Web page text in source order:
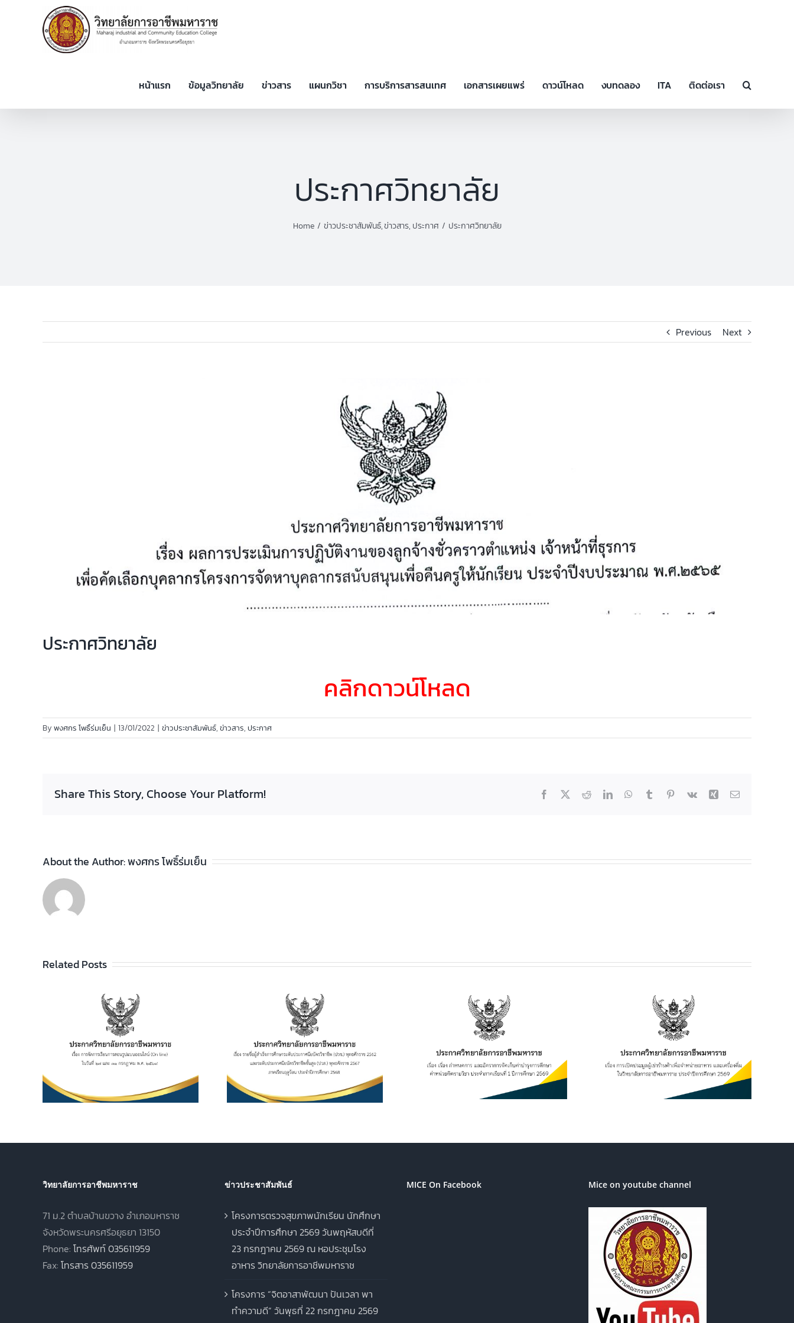
หน้าแรก ข้อมูลวิทยาลัย ข่าวสาร แผนกวิชา การบริการสารสนเทศ เอกสารเผยแพร่ ดาวน์โหลด งบทดลอง ITA ติดต่อเรา
ประกาศวิทยาลัย
Home ข่าวประชาสัมพันธ์ ข่าวสาร ประกาศ ประกาศวิทยาลัย
Previous Next
ประกาศวิทยาลัย
คลิกดาวน์โหลด
By พงศกร โพธิ์ร่มเย็น | 13/01/2022 | ข่าวประชาสัมพันธ์, ข่าวสาร, ประกาศ
Share This Story, Choose Your Platform! Facebook RedditLinkedInWhatsApp
Tumblr Pinterest
Vk Xing Email
About the Author:พงศกร โพธิ์ร่มเย็น
Related Posts
ประกาศวิทยาลัยฯ เรื่อง
รายชื่อผู้สำเร็จการศึกษา
ระดับประกาศนียบัตร
วิชาชีพ (ปวช.) พุทธศักราช
2562 และระดับ
ประกาศนียบัตรวิชาชีพชั้น
สูง (ปวส.) พุทธศักราช
2567 ภาคเรียนฤดูร้อน
ประกาศวิทยาลัยฯ เรื่อง
เรื่อง กำหนดการ และอัตรา
การจัดเก็บค่าบำรุงการ
ศึกษา ค่าหน่วยกิตรายวิชา
ประจำภาคเรียนที่ 1 ปีการ
ศึกษา 2569
ประกาศวิทยาลัยฯ เรื่อง
การเปิดประมูลผู้เช่าร้านค้า
เพื่อจำหน่ายอาหาร และ
เครื่องดื่ม ในวิทยาลัยการ
อาชีพมหาราช ประจำปีการ
ศึกษา 2569
วิทยาลัยการอาชีพมหาราช
71 ม.2 ตำบลบ้านขวาง อำเภอมหาราช
จังหวัดพระนครศรีอยุธยา 13150
Phone: โทรศัพท์ 035611959
Fax: โทรสาร 035611959
ข่าวประชาสัมพันธ์
โครงการตรวจสุขภาพนักเรียน นักศึกษา
ประจำปีการศึกษา 2569 วันพฤหัสบดีที่
23 กรกฎาคม 2569 ณ หอประชุมโรง
อาหาร วิทยาลัยการอาชีพมหาราช
โครงการ “จิตอาสาพัฒนา ปันเวลา พา
ทำความดี” วันพุธที่ 22 กรกฎาคม 2569
MICE On Facebook Mice on youtube channel